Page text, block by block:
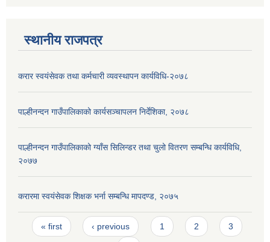
स्थानीय राजपत्र
करार स्वयंसेवक तथा कर्मचारी व्यवस्थापन कार्यविधि-२०७८
पाल्हीनन्दन गाउँपालिकाको कार्यसञ्चापलन निर्देशिका, २०७८
पाल्हीनन्दन गाउँपालिकाको ग्याँस सिलिन्डर तथा चुलो वितरण सम्बन्धि कार्यविधि,
२०७७
करारमा स्वयंसेवक शिक्षक भर्ना सम्बन्धि मापदण्ड, २०७५
Pages
« first ‹ previous 1 2 3